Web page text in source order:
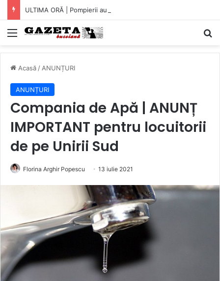
Mediu
Acasă / ANUNȚURI
ANUNȚURI
Compania de Apă | ANUNȚ
IMPORTANT pentru locuitorii
de pe Unirii Sud
Florina Arghir Popescu 13 iulie 2021